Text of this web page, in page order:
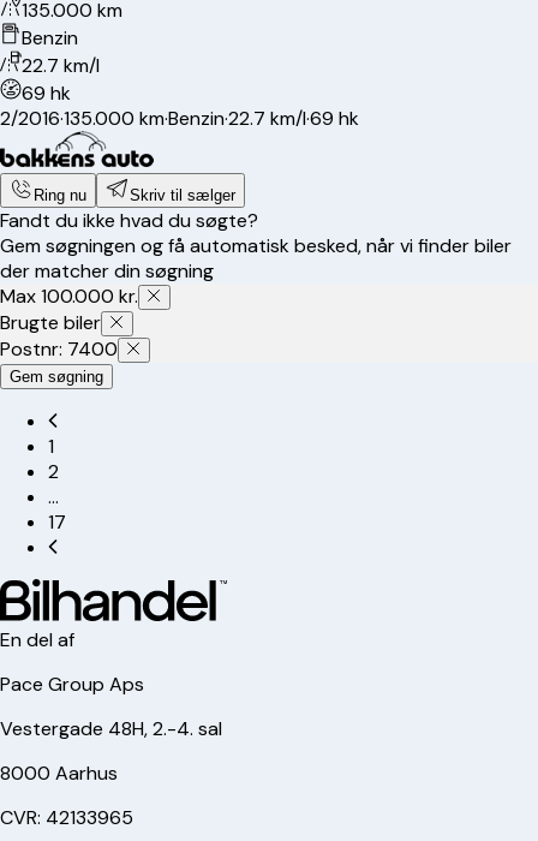
135.000 km
Benzin
22.7 km/l
69 hk
2/2016·135.000 km·Benzin·22.7 km/l·69 hk
Ring nu Skriv til sælger
Fandt du ikke hvad du søgte?
Gem søgningen og få automatisk besked, når vi finder biler
der matcher din søgning
Max 100.000 kr.
Brugte biler
Postnr: 7400
Gem søgning
1
2
…
17
En del af
Pace Group Aps
Vestergade 48H, 2.-4. sal
8000 Aarhus
CVR: 42133965